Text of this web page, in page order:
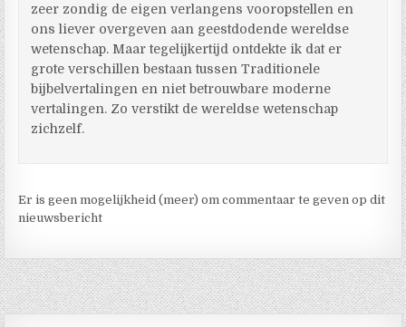
zeer zondig de eigen verlangens vooropstellen en
ons liever overgeven aan geestdodende wereldse
wetenschap. Maar tegelijkertijd ontdekte ik dat er
grote verschillen bestaan tussen Traditionele
bijbelvertalingen en niet betrouwbare moderne
vertalingen. Zo verstikt de wereldse wetenschap
zichzelf.
Er is geen mogelijkheid (meer) om commentaar te geven op dit
nieuwsbericht